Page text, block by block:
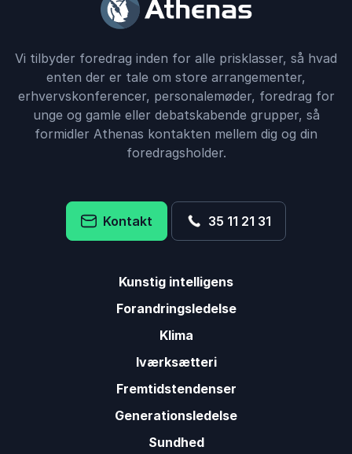
Vi tilbyder foredrag inden for alle prisklasser, så hvad
enten der er tale om store arrangementer,
erhvervskonferencer, personalemøder, foredrag for
unge og gamle eller debatskabende grupper, så
formidler Athenas kontakten mellem dig og din
foredragsholder.
Kontakt 35 11 21 31
Kunstig intelligens
Forandringsledelse
Klima
Iværksætteri
Fremtidstendenser
Generationsledelse
Sundhed